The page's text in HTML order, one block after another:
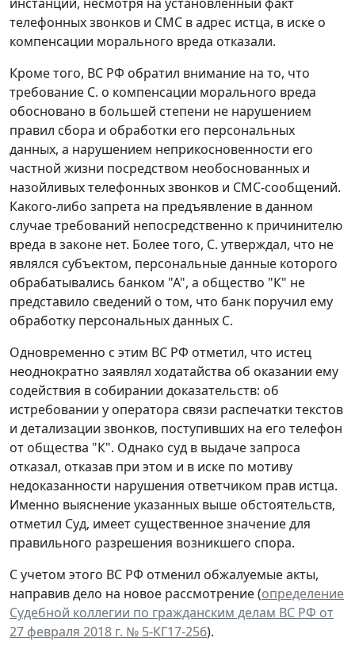
телефонных звонков и СМС в адрес истца, в иске о
компенсации морального вреда отказали.
Кроме того, ВС РФ обратил внимание на то, что
требование С. о компенсации морального вреда
обосновано в большей степени не нарушением
правил сбора и обработки его персональных
данных, а нарушением неприкосновенности его
частной жизни посредством необоснованных и
назойливых телефонных звонков и СМС-сообщений.
Какого-либо запрета на предъявление в данном
случае требований непосредственно к причинителю
вреда в законе нет. Более того, С. утверждал, что не
являлся субъектом, персональные данные которого
обрабатывались банком "А", а общество "К" не
представило сведений о том, что банк поручил ему
обработку персональных данных С.
Одновременно с этим ВС РФ отметил, что истец
неоднократно заявлял ходатайства об оказании ему
содействия в собирании доказательств: об
истребовании у оператора связи распечатки текстов
и детализации звонков, поступивших на его телефон
от общества "К". Однако суд в выдаче запроса
отказал, отказав при этом и в иске по мотиву
недоказанности нарушения ответчиком прав истца.
Именно выяснение указанных выше обстоятельств,
отметил Суд, имеет существенное значение для
правильного разрешения возникшего спора.
С учетом этого ВС РФ отменил обжалуемые акты,
направив дело на новое рассмотрение (определение
Судебной коллегии по гражданским делам ВС РФ от
27 февраля 2018 г. № 5-КГ17-256).